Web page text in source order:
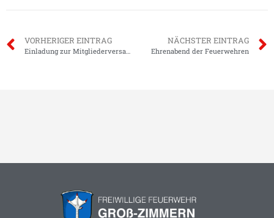
VORHERIGER EINTRAG
Einladung zur Mitgliederversammlung 2021
NÄCHSTER EINTRAG
Ehrenabend der Feuerwehren